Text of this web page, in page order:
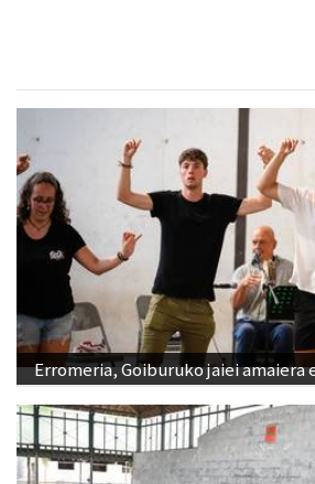
Erromeria, Goiburuko jaiei amaiera